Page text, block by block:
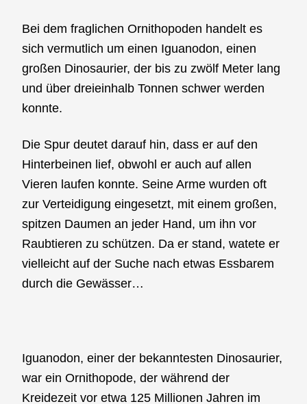
Bei dem fraglichen Ornithopoden handelt es
sich vermutlich um einen Iguanodon, einen
großen Dinosaurier, der bis zu zwölf Meter lang
und über dreieinhalb Tonnen schwer werden
konnte.
Die Spur deutet darauf hin, dass er auf den
Hinterbeinen lief, obwohl er auch auf allen
Vieren laufen konnte. Seine Arme wurden oft
zur Verteidigung eingesetzt, mit einem großen,
spitzen Daumen an jeder Hand, um ihn vor
Raubtieren zu schützen. Da er stand, watete er
vielleicht auf der Suche nach etwas Essbarem
durch die Gewässer…
Iguanodon, einer der bekanntesten Dinosaurier,
war ein Ornithopode, der während der
Kreidezeit vor etwa 125 Millionen Jahren im